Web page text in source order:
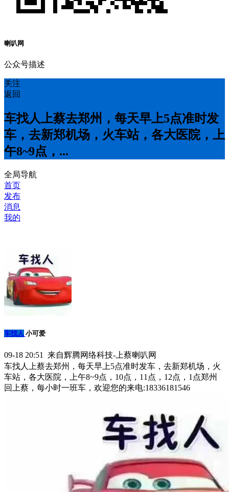
喇叭网
公众号描述
关注
返回
车找人上蔡去郑州，每天早上5点准时发
车，去新郑机场，火车站，各大医院，上
午8~9点，...
全局导航
首页
发布
消息
我的
车找人 小可爱
09-18 20:51 来自辉腾网络科技-上蔡喇叭网
车找人上蔡去郑州，每天早上5点准时发车，去新郑机场，火
车站，各大医院，上午8~9点，10点，11点，12点，1点郑州
回上蔡，每小时一班车，欢迎您的来电:18336181546